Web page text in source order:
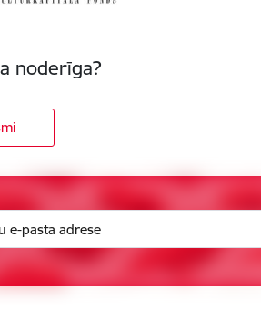
noderīga?